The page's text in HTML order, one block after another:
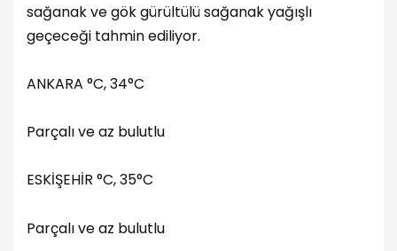
sağanak ve gök gürültülü sağanak yağışlı
geçeceği tahmin ediliyor.
ANKARA °C, 34°C
Parçalı ve az bulutlu
ESKİŞEHİR °C, 35°C
Parçalı ve az bulutlu